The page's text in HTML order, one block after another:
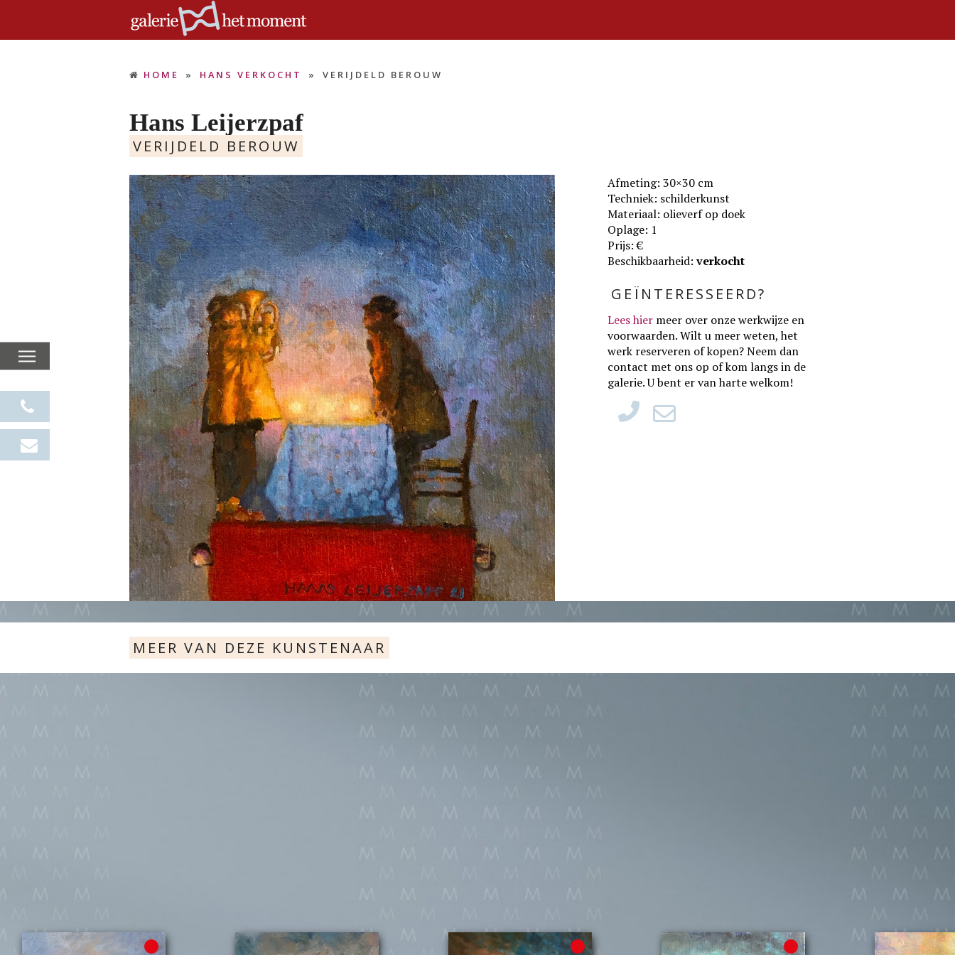
HOME » HANS VERKOCHT » VERIJDELD BEROUW
Hans Leijerzpaf
VERIJDELD BEROUW
Afmeting: 30×30 cm
Techniek: schilderkunst
Materiaal: olieverf op doek
Oplage: 1
Prijs: €
Beschikbaarheid:verkocht
GEÏNTERESSEERD?
Lees hier meer over onze werkwijze en
voorwaarden. Wilt u meer weten, het
werk reserveren of kopen? Neem dan
contact met ons op of kom langs in de
galerie. U bent er van harte welkom!
MEER VAN DEZE KUNSTENAAR